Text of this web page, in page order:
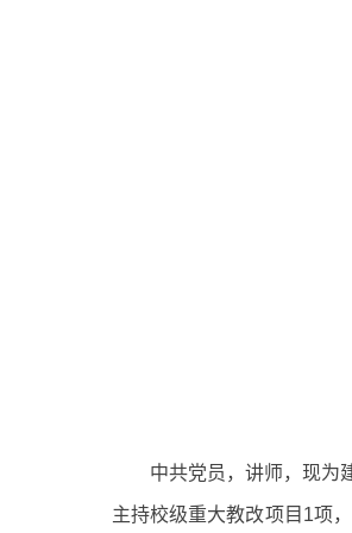
中共党员，讲师，现为
主持校级重大教改项目1项